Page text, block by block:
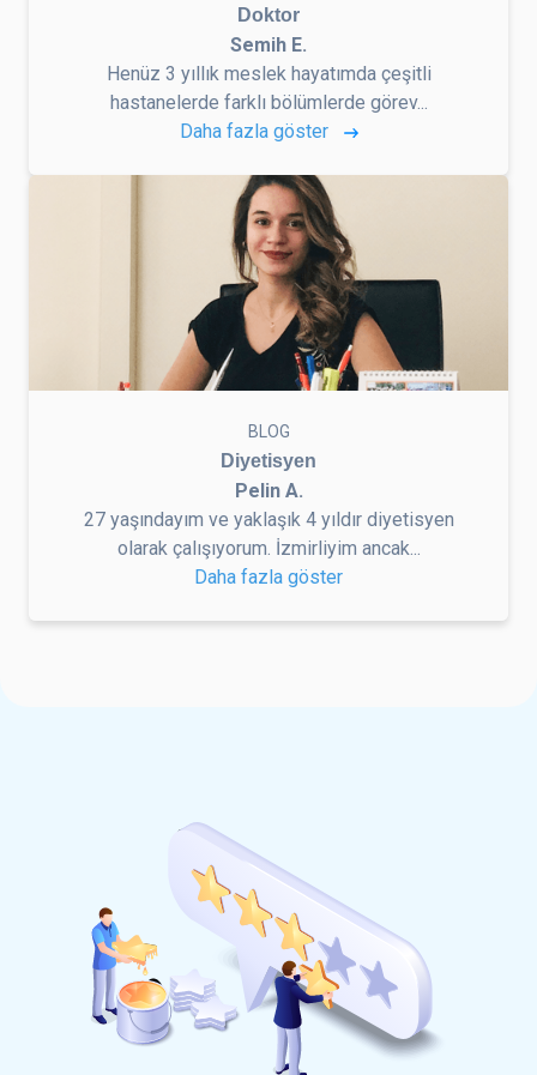
Doktor
Semih E.
Henüz 3 yıllık meslek hayatımda çeşitli
hastanelerde farklı bölümlerde görev...
Daha fazla göster
BLOG
Diyetisyen
Pelin A.
27 yaşındayım ve yaklaşık 4 yıldır diyetisyen
olarak çalışıyorum. İzmirliyim ancak...
Daha fazla göster